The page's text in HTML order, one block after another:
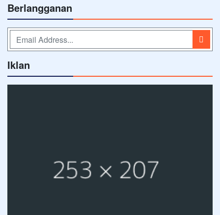
Berlangganan
Iklan